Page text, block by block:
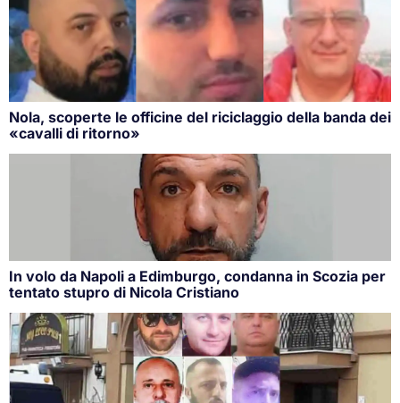
Nola, scoperte le officine del riciclaggio della banda dei
«cavalli di ritorno»
In volo da Napoli a Edimburgo, condanna in Scozia per
tentato stupro di Nicola Cristiano